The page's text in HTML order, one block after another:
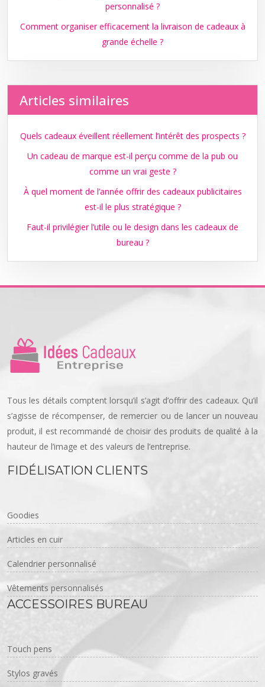
personnalisé ?
Comment organiser efficacement la livraison de cadeaux à
grande échelle ?
Articles similaires
Quels cadeaux éveillent réellement l’intérêt des prospects ?
Un cadeau de marque est-il perçu comme de la pub ou
comme un vrai geste ?
À quel moment de l’année offrir des cadeaux publicitaires
est-il le plus stratégique ?
Faut-il privilégier l’utile ou le design dans les cadeaux de
bureau ?
Tous les détails comptent lorsqu’il s’agit d’offrir des cadeaux. Qu’il
s’agisse de récompenser, de remercier ou de lancer un nouveau
produit, il est recommandé de choisir des produits de qualité à la
hauteur de l’image et des valeurs de l’entreprise.
FIDÉLISATION CLIENTS
Goodies
Articles en cuir
Calendrier personnalisé
Vêtements personnalisés
ACCESSOIRES BUREAU
Touch pens
Stylos gravés